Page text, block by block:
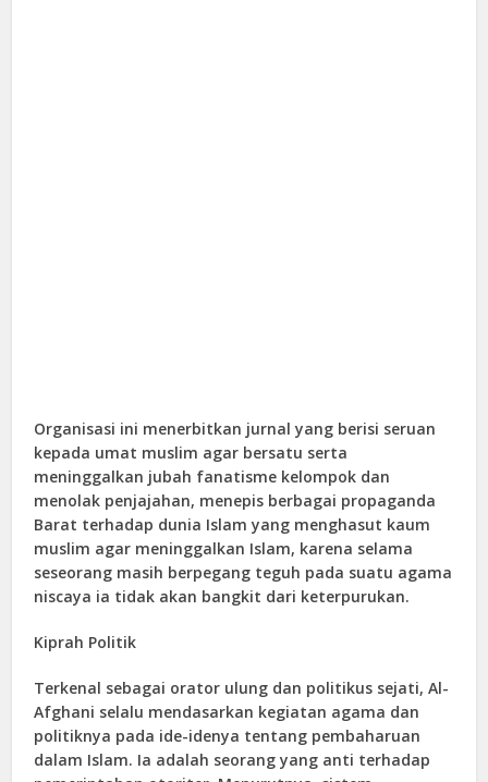
Organisasi ini menerbitkan jurnal yang berisi seruan
kepada umat muslim agar bersatu serta
meninggalkan jubah fanatisme kelompok dan
menolak penjajahan, menepis berbagai propaganda
Barat terhadap dunia Islam yang menghasut kaum
muslim agar meninggalkan Islam, karena selama
seseorang masih berpegang teguh pada suatu agama
niscaya ia tidak akan bangkit dari keterpurukan.
Kiprah Politik
Terkenal sebagai orator ulung dan politikus sejati, Al-
Afghani selalu mendasarkan kegiatan agama dan
politiknya pada ide-idenya tentang pembaharuan
dalam Islam. Ia adalah seorang yang anti terhadap